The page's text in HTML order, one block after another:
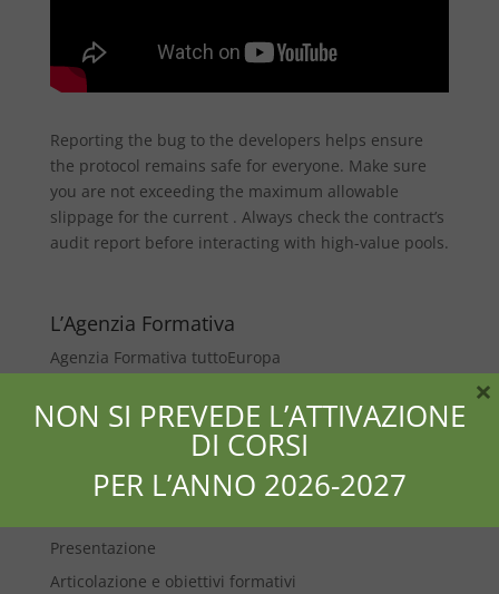
Reporting the bug to the developers helps ensure
the protocol remains safe for everyone. Make sure
you are not exceeding the maximum allowable
slippage for the current . Always check the contract’s
audit report before interacting with high-value pools.
L’Agenzia Formativa
Agenzia Formativa tuttoEuropa
Dicono di noi
Presentazione
Articolazione e obiettivi formativi
NON SI PREVEDE L’ATTIVAZIONE
DI CORSI
PER L’ANNO 2026-2027
×